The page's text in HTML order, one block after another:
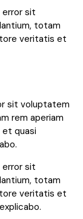
error sit
totam
veritatis et
sit voluptatem
rem aperiam
et quasi
error sit
totam
veritatis et